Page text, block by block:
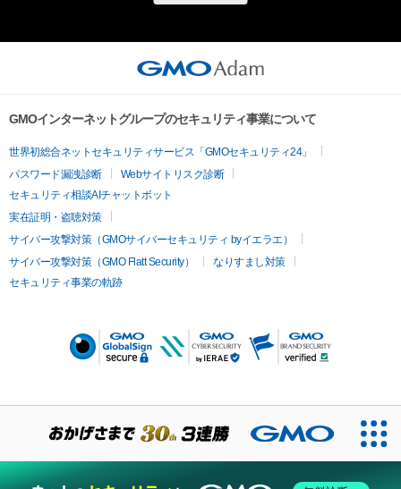
GMOインターネットグループのセキュリティ事業について
世界初総合ネットセキュリティサービス「GMOセキュリティ24」
パスワード漏洩診断
Webサイトリスク診断
セキュリティ相談AIチャットボット
実在証明・盗聴対策
サイバー攻撃対策（GMOサイバーセキュリティ byイエラエ）
サイバー攻撃対策（GMO Flatt Security）
なりすまし対策
セキュリティ事業の軌跡